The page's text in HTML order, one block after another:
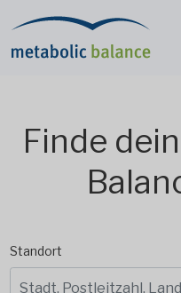
Finde
Standort